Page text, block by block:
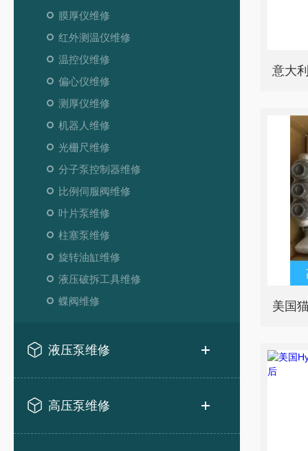
膜厚仪维修
红外测温仪维修
温控仪维修
偏心仪维修
测厚仪维修
机器人维修
光栅尺维修
分子泵控制器维修
比例伺服阀维修
叶片泵维修
柱塞泵维修
旋转油缸维修
液压破拆工具维修
蝶阀维修
液压泵维修
高压泵维修